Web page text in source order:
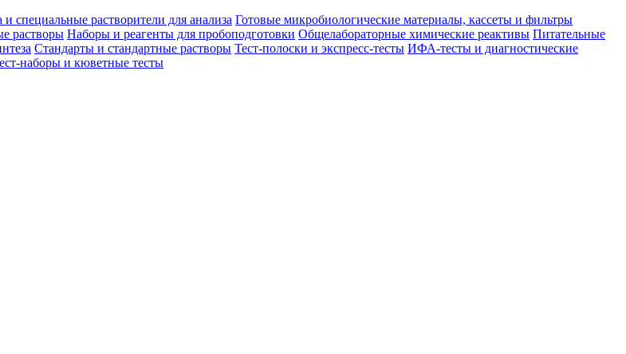
и специальные растворители для анализа Готовые микробиологические материалы, кассеты и фильтры
растворы Наборы и реагенты для пробоподготовки Общелабораторные химические реактивы Питательные
Стандарты и стандартные растворы Тест-полоски и экспресс-тесты ИФА-тесты и диагностические
наборы и кюветные тесты